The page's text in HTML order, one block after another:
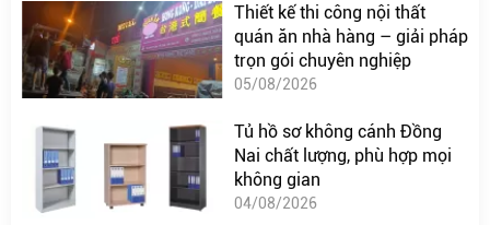
Thiết kế thi công nội thất
quán ăn nhà hàng – giải pháp
trọn gói chuyên nghiệp
05/08/2026
Tủ hồ sơ không cánh Đồng
Nai chất lượng, phù hợp mọi
không gian
04/08/2026